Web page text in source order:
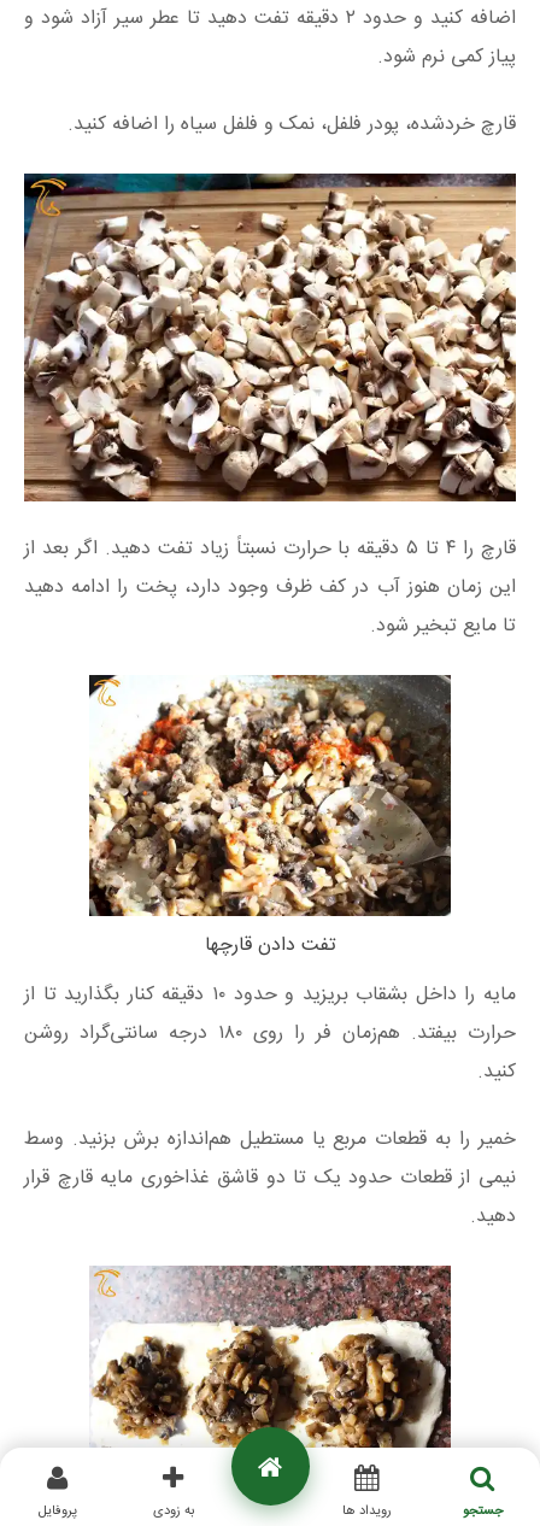
اضافه کنید و حدود ۲ دقیقه تفت دهید تا عطر سیر آزاد شود و
پیاز کمی نرم شود.
قارچ خردشده، پودر فلفل، نمک و فلفل سیاه را اضافه کنید.
قارچ را ۴ تا ۵ دقیقه با حرارت نسبتاً زیاد تفت دهید. اگر بعد از
این زمان هنوز آب در کف ظرف وجود دارد، پخت را ادامه دهید
تا مایع تبخیر شود.
تفت دادن قارچها
مایه را داخل بشقاب بریزید و حدود ۱۰ دقیقه کنار بگذارید تا از
حرارت بیفتد. هم‌زمان فر را روی ۱۸۰ درجه سانتی‌گراد روشن
کنید.
خمیر را به قطعات مربع یا مستطیل هم‌اندازه برش بزنید. وسط
نیمی از قطعات حدود یک تا دو قاشق غذاخوری مایه قارچ قرار
دهید.
جستجو رویداد ها به زودی پروفایل